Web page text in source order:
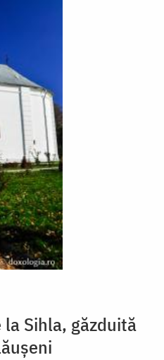
la Sihla, găzduită